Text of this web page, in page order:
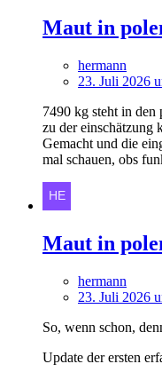
Maut in
hermann
23. Juli 2026
7490 kg steht in den
zu der einschätzung
Gemacht und die
mal schauen, obs
Maut in
hermann
23. Juli 2026
So, wenn schon,
Update der ersten